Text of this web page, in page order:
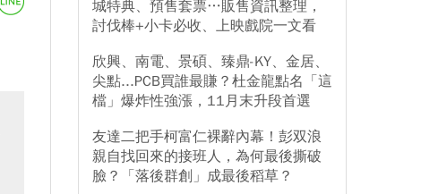
城特典、預售套票…販售資訊整理，
討伐棒+小卡必收、上映戲院一文看
欣興、南電、景碩、臻鼎-KY、金居、
尖點...PCB買誰最賺？杜金龍點名「這
檔」爆炸性強漲，11月末升段首選
友達二把手柯富仁裸辭內幕！彭双浪
親自找回來的接班人，為何最後撕破
臉？「落後群創」成最後稻草？